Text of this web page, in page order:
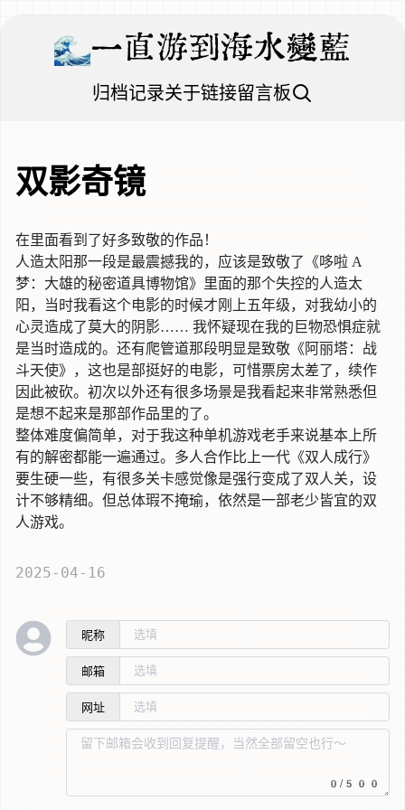
一直游到海水變藍
归档记录关于链接留言板
双影奇镜
在里面看到了好多致敬的作品！
人造太阳那一段是最震撼我的，应该是致敬了《哆啦 A
梦：大雄的秘密道具博物馆》里面的那个失控的人造太
阳，当时我看这个电影的时候才刚上五年级，对我幼小的
心灵造成了莫大的阴影…… 我怀疑现在我的巨物恐惧症就
是当时造成的。还有爬管道那段明显是致敬《阿丽塔：战
斗天使》，这也是部挺好的电影，可惜票房太差了，续作
因此被砍。初次以外还有很多场景是我看起来非常熟悉但
是想不起来是那部作品里的了。
整体难度偏简单，对于我这种单机游戏老手来说基本上所
有的解密都能一遍通过。多人合作比上一代《双人成行》
要生硬一些，有很多关卡感觉像是强行变成了双人关，设
计不够精细。但总体瑕不掩瑜，依然是一部老少皆宜的双
人游戏。
2025-04-16
昵称
邮箱
网址
0/500